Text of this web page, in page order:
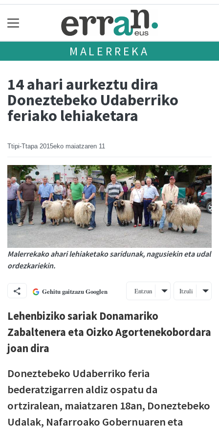
MALERREKA
14 ahari aurkeztu dira
Doneztebeko Udaberriko
feriako lehiaketara
Ttipi-Ttapa 2015eko maiatzaren 11
Malerrekako ahari lehiaketako saridunak, nagusiekin eta udal
ordezkariekin.
Gehitu gaitzazu Googlen Entzun Itzuli
Lehenbiziko sariak Donamariko
Zabaltenera eta Oizko Agortenekobordara
joan dira
Doneztebeko Udaberriko feria
bederatzigarren aldiz ospatu da
ortziralean, maiatzaren 18an, Doneztebeko
Udalak, Nafarroako Gobernuaren eta